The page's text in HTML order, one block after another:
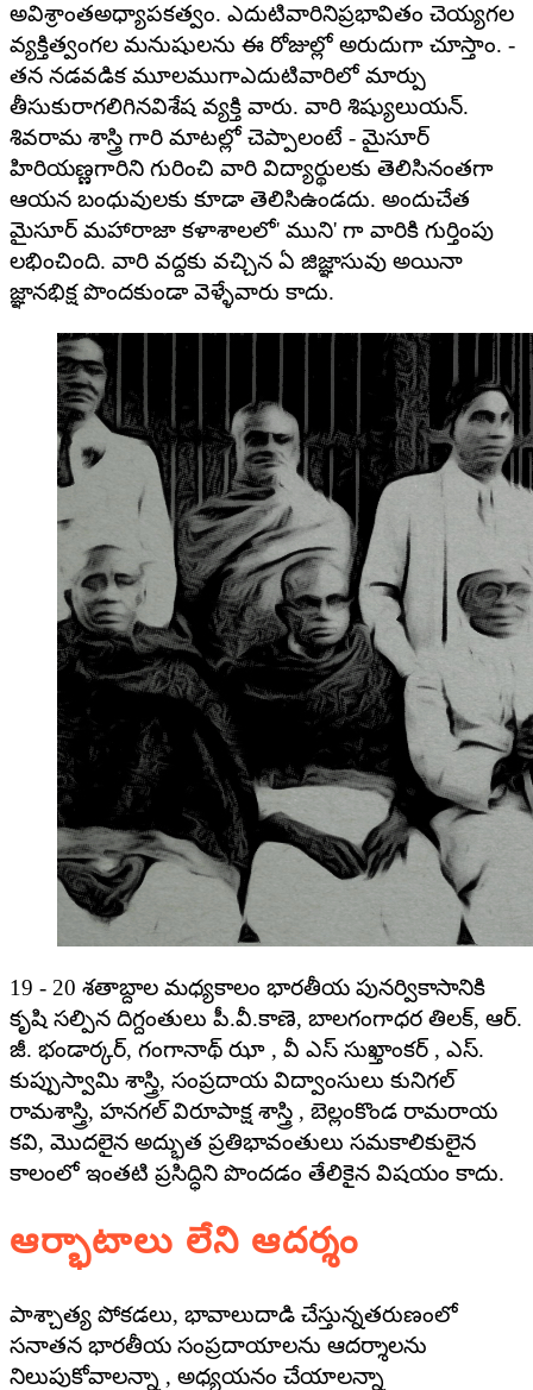
అవిశ్రాంతఅధ్యాపకత్వం. ఎదుటివారినిప్రభావితం చెయ్యగల
వ్యక్తిత్వంగల మనుషులను ఈ రోజుల్లో అరుదుగా చూస్తాం. -
తన నడవడిక మూలముగాఎదుటివారిలో మార్పు
తీసుకురాగలిగినవిశేష వ్యక్తి వారు. వారి శిష్యులుయన్.
శివరామ శాస్త్రి గారి మాటల్లో చెప్పాలంటే - మైసూర్
హిరియణ్ణగారిని గురించి వారి విద్యార్థులకు తెలిసినంతగా
ఆయన బంధువులకు కూడా తెలిసిఉండదు. అందుచేత
మైసూర్ మహారాజా కళాశాలలో' ముని' గా వారికి గుర్తింపు
లభించింది. వారి వద్దకు వచ్చిన ఏ జిజ్ఞాసువు అయినా
జ్ఞానభిక్ష పొందకుండా వెళ్ళేవారు కాదు.
19 - 20 శతాబ్దాల మధ్యకాలం భారతీయ పునర్వికాసానికి
కృషి సల్పిన దిగ్దంతులు పీ.వీ.కాణె, బాలగంగాధర తిలక్, ఆర్.
జీ. భండార్కర్, గంగానాథ్ ఝా , వీ ఎస్ సుఖ్తాంకర్ , ఎస్.
కుప్పుస్వామి శాస్త్రి, సంప్రదాయ విద్వాంసులు కునిగల్
రామశాస్త్రి, హనగల్ విరూపాక్ష శాస్త్రి , బెల్లంకొండ రామరాయ
కవి, మొదలైన అద్భుత ప్రతిభావంతులు సమకాలికులైన
కాలంలో ఇంతటి ప్రసిద్ధిని పొందడం తేలికైన విషయం కాదు.
ఆర్భాటాలు లేని ఆదర్శం
పాశ్చాత్య పోకడలు, భావాలుదాడి చేస్తున్నతరుణంలో
సనాతన భారతీయ సంప్రదాయాలను ఆదర్శాలను
నిలుపుకోవాలన్నా , అధ్యయనం చేయాలన్నా